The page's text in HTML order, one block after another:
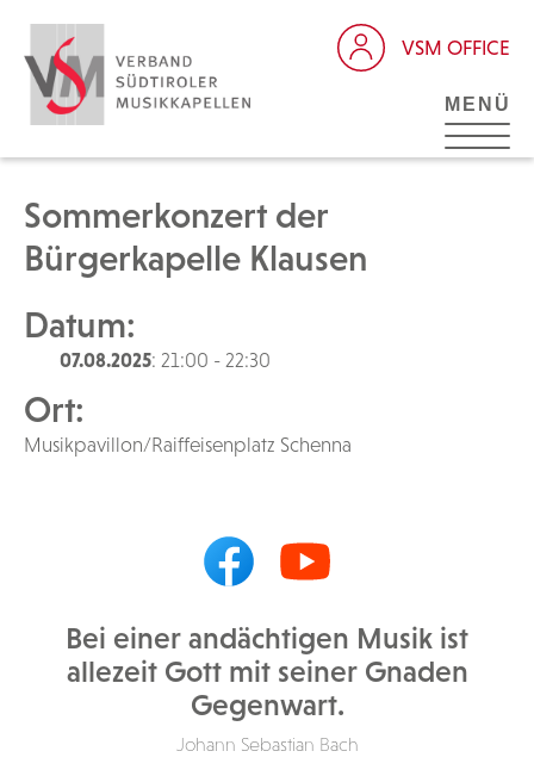
VSM OFFICE
MENÜ
Sommerkonzert der
Bürgerkapelle Klausen
Datum:
07.08.2025: 21:00 - 22:30
Ort:
Musikpavillon/Raiffeisenplatz Schenna
Bei einer andächtigen Musik ist
allezeit Gott mit seiner Gnaden
Gegenwart.
Johann Sebastian Bach